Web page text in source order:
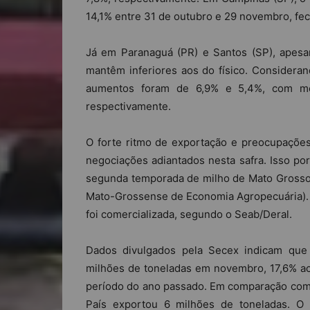
14,1% entre 31 de outubro e 29 novembro,
Já em Paranaguá (PR) e Santos (SP),
mantêm inferiores aos do físico.
aumentos foram de 6,9% e 5,4%, com
respectivamente.
O forte ritmo de exportação e
negociações adiantados nesta safra. Isso
segunda temporada de milho de Mato
Mato-Grossense de Economia
foi comercializada, segundo o Seab/Deral.
Dados divulgados pela Secex indicam
milhões de toneladas em novembro, 17,6%
período do ano passado. Em comparação
País exportou 6 milhões de toneladas.